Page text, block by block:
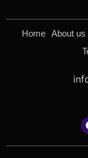
Home About us